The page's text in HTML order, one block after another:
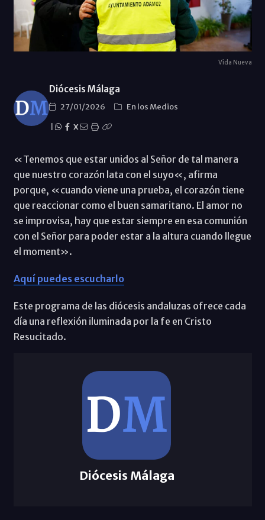
Vida Nueva
Diócesis Málaga
27/01/2026
En los Medios
X
«Tenemos que estar unidos al Señor de tal manera
que nuestro corazón lata con el suyo«, afirma
porque, «cuando viene una prueba, el corazón tiene
que reaccionar como el buen samaritano. El amor no
se improvisa, hay que estar siempre en esa comunión
con el Señor para poder estar a la altura cuando llegue
el moment».
Aquí puedes escucharlo
Este programa de las diócesis andaluzas ofrece cada
día una reflexión iluminada por la fe en Cristo
Resucitado.
Diócesis Málaga